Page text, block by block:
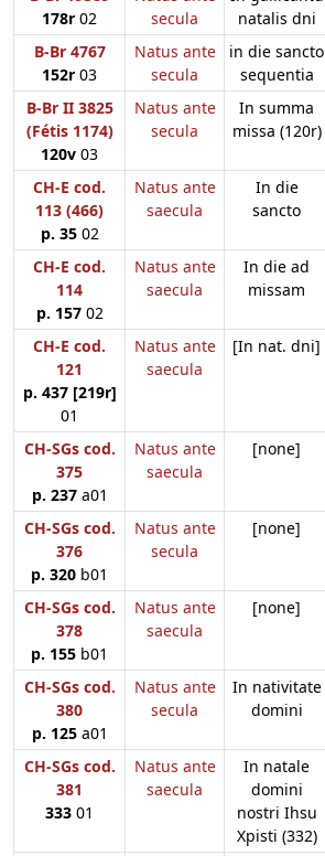
178r 02
secula
natalis dni
B-Br 4767
152r 03
Natus ante
secula
in die sancto
sequentia
B-Br II 3825
(Fétis 1174)
120v 03
Natus ante
secula
In summa
missa (120r)
CH-E cod.
113 (466)
p. 3502
Natus ante
saecula
In die
sancto
CH-E cod.
114
p. 15702
Natus ante
saecula
In die ad
missam
CH-E cod.
121
p. 437 [219r]
01
Natus ante
saecula
[In nat. dni]
CH-SGs cod.
375
p. 237a01
Natus ante
saecula
[none]
CH-SGs cod.
376
p. 320 b01
Natus ante
secula
[none]
CH-SGs cod.
378
p. 155 b01
Natus ante
saecula
[none]
CH-SGs cod.
380
p. 125a01
Natus ante
secula
In nativitate
domini
CH-SGs cod.
381
333 01
Natus ante
saecula
In natale
domini
nostri Ihsu
Xpisti (332)